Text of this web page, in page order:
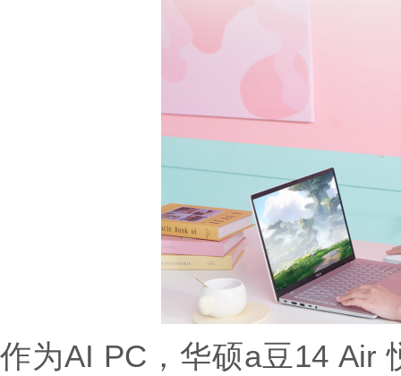
作为AI PC，华硕a豆14 Air